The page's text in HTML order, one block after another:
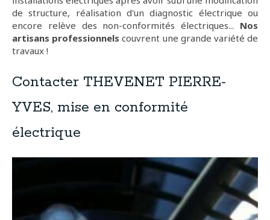
de structure, réalisation d'un diagnostic électrique ou
encore relève des non-conformités électriques... Nos
artisans professionnels couvrent une grande variété de
travaux !
Contacter THEVENET PIERRE-
YVES, mise en conformité
électrique